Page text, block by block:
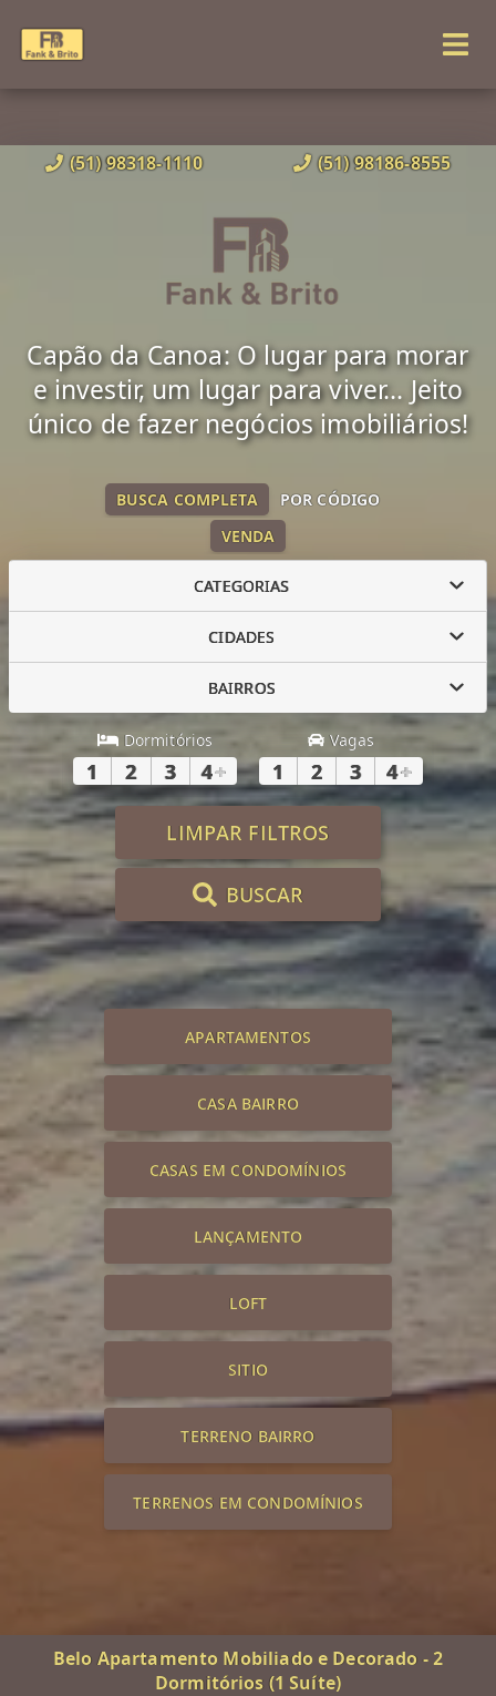
(51) 98318-1110 (51) 98186-8555
Capão da Canoa: O lugar para morar
e investir, um lugar para viver... Jeito
único de fazer negócios imobiliários!
VENDA
BUSCA COMPLETA POR CÓDIGO
CATEGORIAS
CIDADES
BAIRROS
Dormitórios
1 2 3 4+
Vagas
1 2 3 4+
LIMPAR FILTROS
BUSCAR
APARTAMENTOS
CASA BAIRRO
CASAS EM CONDOMÍNIOS
LANÇAMENTO
LOFT
SITIO
TERRENO BAIRRO
TERRENOS EM CONDOMÍNIOS
Belo Apartamento Mobiliado e Decorado - 2
Dormitórios (1 Suíte)